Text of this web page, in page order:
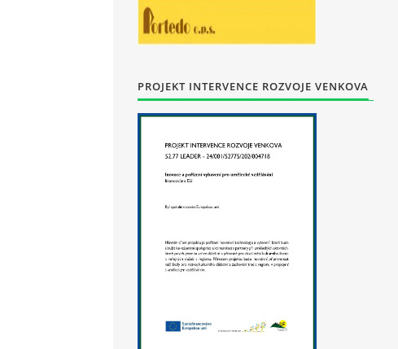
PROJEKT INTERVENCE ROZVOJE VENKOVA